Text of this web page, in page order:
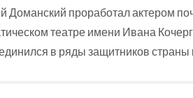
Доманский проработал актером
театре имени Ивана
в ряды защитников